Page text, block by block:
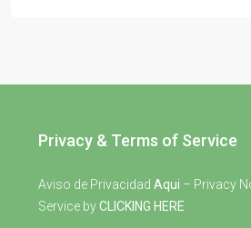
Privacy & Terms of Service
Aviso de Privacidad Aqui – Privacy
Service byCLICKING HERE